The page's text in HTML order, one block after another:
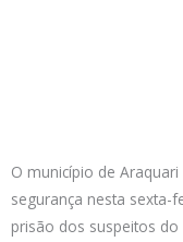
O município de
segurança nesta sexta-
prisão dos suspeitos